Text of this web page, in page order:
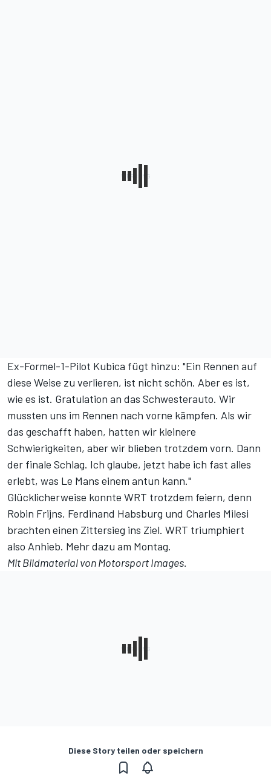
Ex-Formel-1-Pilot Kubica fügt hinzu: "Ein Rennen auf
diese Weise zu verlieren, ist nicht schön. Aber es ist,
wie es ist. Gratulation an das Schwesterauto. Wir
mussten uns im Rennen nach vorne kämpfen. Als wir
das geschafft haben, hatten wir kleinere
Schwierigkeiten, aber wir blieben trotzdem vorn. Dann
der finale Schlag. Ich glaube, jetzt habe ich fast alles
erlebt, was Le Mans einem antun kann."
Glücklicherweise konnte WRT trotzdem feiern, denn
Robin Frijns, Ferdinand Habsburg und Charles Milesi
brachten einen Zittersieg ins Ziel. WRT triumphiert
also Anhieb. Mehr dazu am Montag.
Mit Bildmaterial vonMotorsport Images.
Diese Story teilen oder speichern